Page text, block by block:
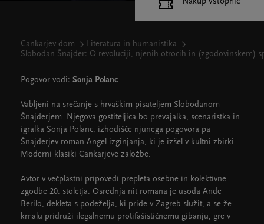
Cankarjev dom
Literatura in humanistika
Slobodan Šnajder: O revoluciji, njenih otrocih in (zgodovinskem)
Pogovor vodi: Sonja Polanc
Vabljeni na srečanje s hrvaškim pisateljem Slobodanom
Šnajderjem. Njegova gostiteljica bo prevajalka, scenaristka in
igralka Sonja Polanc, izhodišče njunega pogovora pa
Šnajderjev roman Angel izginjanja, ki je izšel v kultni zbirki
Moderni klasiki Cankarjeve založbe.
Avtor v večplastni pripovedi prepleta osebne in kolektivne
zgodbe 20. stoletja. Osrednja nit romana je usoda Anđe
Berilo, dekleta s podeželja, ki pride v Zagreb služit, a se že
kmalu pridruži ilegalnemu protifašističnemu gibanju, gre v